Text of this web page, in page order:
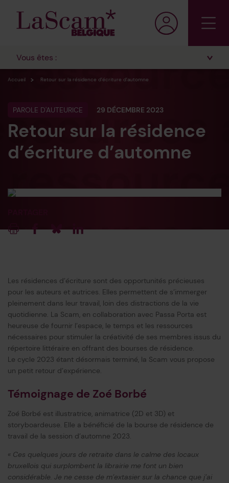
Vous êtes :
Accueil Retour sur la résidence d’écriture d’automne
PAROLE D'AUTEURICE 29 DÉCEMBRE 2023
Retour sur la résidence
d’écriture d’automne
Les résidences d’écriture sont des opportunités précieuses
pour les auteurs et autrices. Elles permettent de s’immerger
pleinement dans leur travail, loin des distractions de la vie
quotidienne. La Scam, en collaboration avec Passa Porta est
heureuse de fournir l’espace, le temps et les ressources
nécessaires pour stimuler la créativité de ses membres issus du
répertoire littéraire en offrant des bourses de résidence.
Le cycle 2023 étant désormais terminé, la Scam vous propose
un petit retour d’expérience.
Témoignage de Zoé Borbé
Zoé Borbé est illustratrice, animatrice (2D et 3D) et
storyboardeuse. Elle a bénéficié de la bourse de résidence de
travail de la session d’automne 2023.
« Ces quelques jours de retraite dans le calme des locaux
bruxellois qui surplombent la librairie me font un bien
considérable. Je ne cesse de m’extasier sur la chance que j’ai